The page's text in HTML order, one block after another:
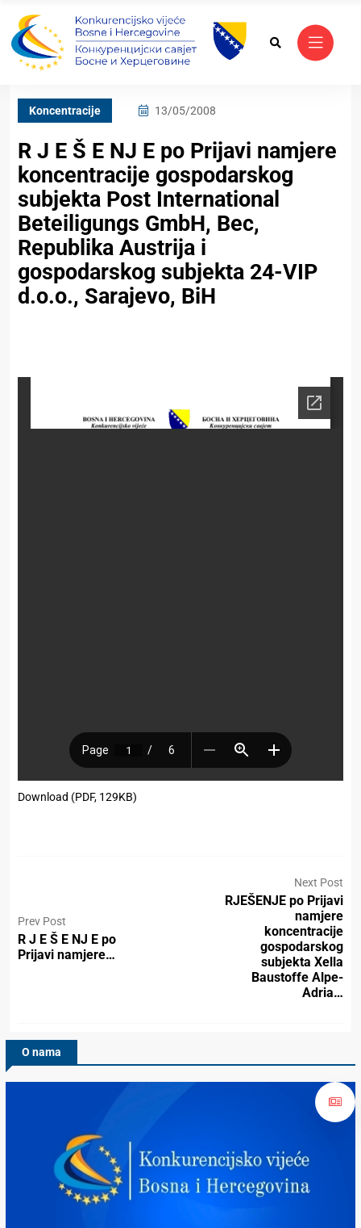
Koncentracije 13/05/2008
R J E Š E NJ E po Prijavi namjere
koncentracije gospodarskog
subjekta Post International
Beteiligungs GmbH, Bec,
Republika Austrija i
gospodarskog subjekta 24-VIP
d.o.o., Sarajevo, BiH
Download (PDF, 129KB)
Prev Post
R J E Š E NJ E po
Prijavi namjere…
Next Post
RJEŠENJE po Prijavi
namjere
koncentracije
gospodarskog
subjekta Xella
Baustoffe Alpe-
Adria…
O nama